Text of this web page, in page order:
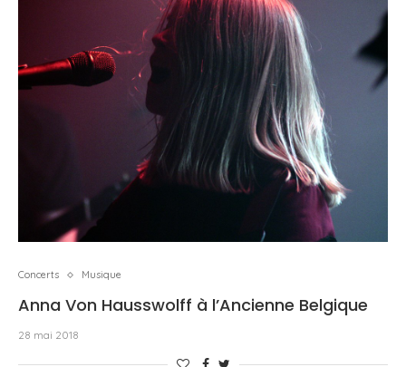
Concerts Musique
Anna Von Hausswolff à l’Ancienne Belgique
28 mai 2018